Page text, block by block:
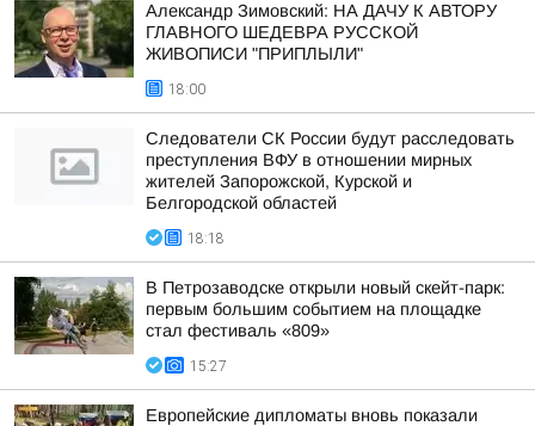
Александр Зимовский: НА ДАЧУ К АВТОРУ
ГЛАВНОГО ШЕДЕВРА РУССКОЙ
ЖИВОПИСИ "ПРИПЛЫЛИ"
18:00
Следователи СК России будут расследовать
преступления ВФУ в отношении мирных
жителей Запорожской, Курской и
Белгородской областей
18:18
В Петрозаводске открыли новый скейт-парк:
первым большим событием на площадке
стал фестиваль «809»
15:27
Европейские дипломаты вновь показали